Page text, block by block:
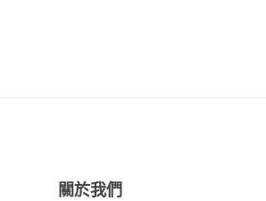
關於我們